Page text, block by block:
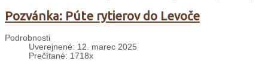
Pozvánka: Púte rytierov do Levoče
Podrobnosti
Uverejnené: 12. marec 2025
Prečítané: 1718x